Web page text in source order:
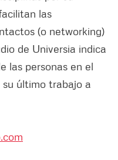
las
(o networking)
de Universia indica
las personas en el
último trabajo a